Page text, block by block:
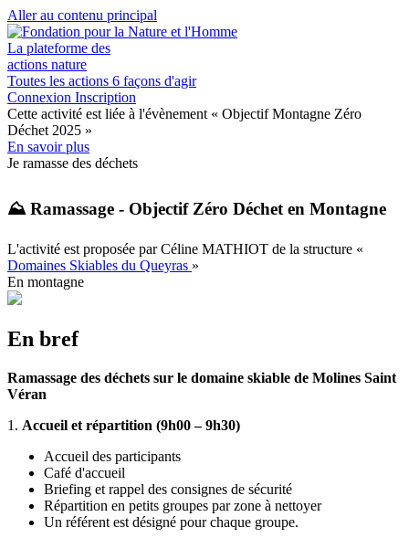
Aller au contenu principal
La plateforme des
actions nature
Toutes les actions 6 façons d'agir
Connexion Inscription
Cette activité est liée à l'évènement « Objectif Montagne Zéro
Déchet 2025 »
En savoir plus
Je ramasse des déchets
⛰️ Ramassage - Objectif Zéro Déchet en Montagne
L'activité est proposée parCéline MATHIOT de la structure «
Domaines Skiables du Queyras »
En montagne
En bref
Ramassage des déchets sur le domaine skiable de Molines Saint
Véran
1. Accueil et répartition (9h00 – 9h30)
Accueil des participants
Café d'accueil
Briefing et rappel des consignes de sécurité
Répartition en petits groupes par zone à nettoyer
Un référent est désigné pour chaque groupe.